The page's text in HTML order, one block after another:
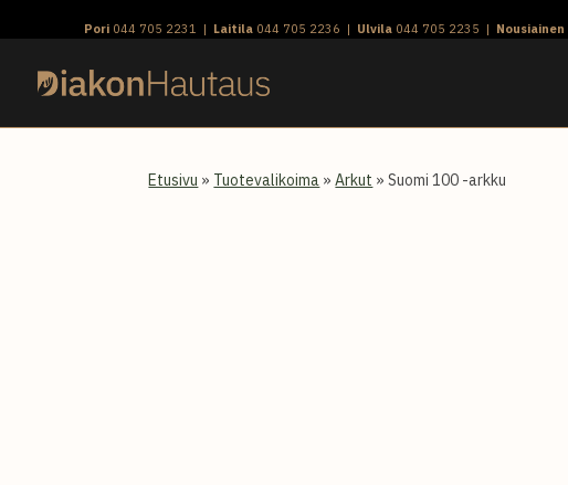
to
Pori 044 705 2231 | Laitila 044 705 2236 | Ulvila 044 705 2235 | Nousiainen
Etusivu » Tuotevalikoima »Arkut » Suomi 100 -arkku